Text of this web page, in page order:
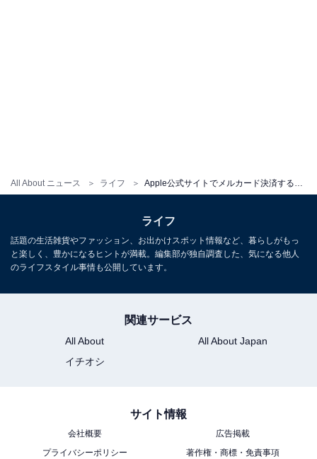
All About ニュース ライフ
しまむら、4月19日と26日に大創業祭を開催！ 大人気ブ
ランド「terawear emu」の新作も登場
無印良品、「ネット注文店舗受け取りサービス」で「食
品」も注文可能に
・
メルカリユーザーが考えるクレカ「メルカード」の魅
特設ページ
ライフ
話題の生活雑貨やファッション、お出かけスポット情報など、暮らしがもっ
と楽しく、豊かになるヒントが満載。編集部が独自調査した、気になる他人
のライフスタイル事情も公開しています。
関連サービス
All About
All About Japan
イチオシ
サイト情報
会社概要
広告掲載
プライバシーポリシー
著作権・商標・免責事項